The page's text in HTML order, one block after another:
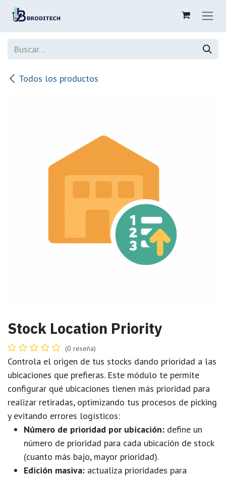
Ir al contenido
Todos los productos
Stock Location Priority
(0 reseña)
Controla el origen de tus stocks dando prioridad a las
ubicaciones que prefieras. Este módulo te permite
configurar qué ubicaciones tienen más prioridad para
realizar retiradas, optimizando tus procesos de picking
y evitando errores logísticos:
Número de prioridad por ubicación: define un
número de prioridad para cada ubicación de stock
(cuanto más bajo, mayor prioridad).
Edición masiva: actualiza prioridades para